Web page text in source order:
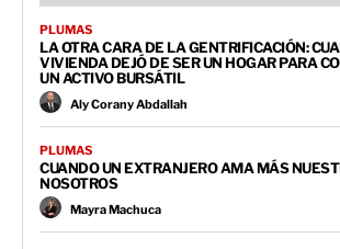
PLUMAS
LA OTRA CARA DE LA GENTRIFICACIÓN:
VIVIENDA DEJÓ DE SER UN HOGAR PARA
UN ACTIVO BURSÁTIL
Aly Corany Abdallah
PLUMAS
CUANDO UN EXTRANJERO AMA MÁS
NOSOTROS
Mayra Machuca